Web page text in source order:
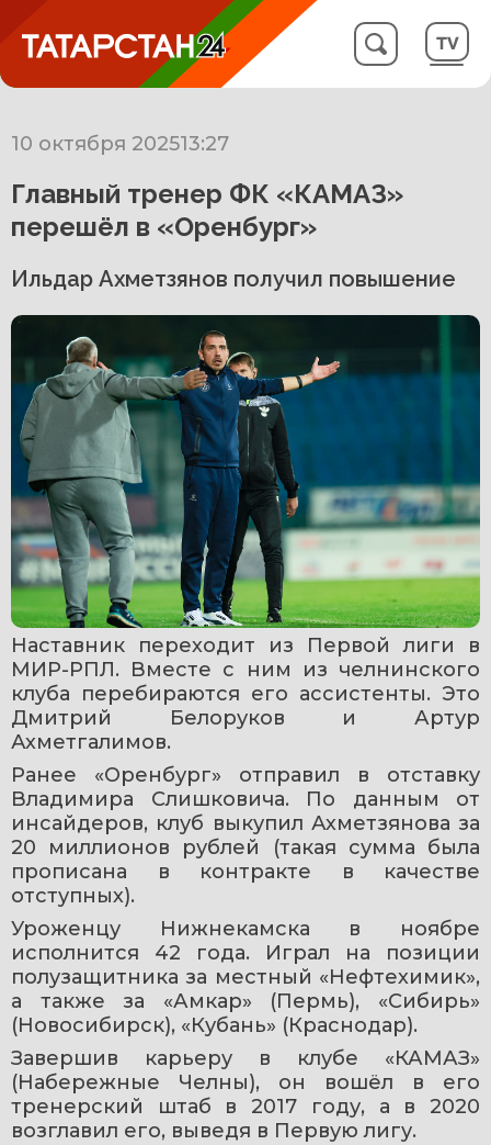
10 октября 202513:27
Главный тренер ФК «КАМАЗ»
перешёл в «Оренбург»
Ильдар Ахметзянов получил повышение
Наставник переходит из Первой лиги в
МИР-РПЛ. Вместе с ним из челнинского
клуба перебираются его ассистенты. Это
Дмитрий Белоруков и Артур
Ахметгалимов.
Ранее «Оренбург» отправил в отставку
Владимира Слишковича. По данным от
инсайдеров, клуб выкупил Ахметзянова за
20 миллионов рублей (такая сумма была
прописана в контракте в качестве
отступных).
Уроженцу Нижнекамска в ноябре
исполнится 42 года. Играл на позиции
полузащитника за местный «Нефтехимик»,
а также за «Амкар» (Пермь), «Сибирь»
(Новосибирск), «Кубань» (Краснодар).
Завершив карьеру в клубе «КАМАЗ»
(Набережные Челны), он вошёл в его
тренерский штаб в 2017 году, а в 2020
возглавил его, выведя в Первую лигу.